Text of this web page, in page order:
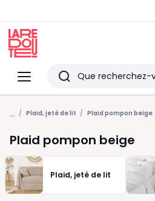
Menu
Redoute
Rechercher
Derniers
articles
vus
... Plaid, jeté de lit Plaid pompon beige
Plaid pompon beige
Plaid, jeté de lit